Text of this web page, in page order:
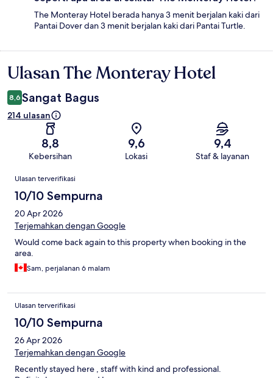
The Monteray Hotel berada hanya 3 menit berjalan kaki dari
Pantai Dover dan 3 menit berjalan kaki dari Pantai Turtle.
Ulasan
Ulasan The Monteray Hotel
8,6 Sangat Bagus
214 ulasan
8,8
Kebersihan
9,6
Lokasi
9,4
Staf & layanan
Ulasan
Ulasan terverifikasi
10/10 Sempurna
20 Apr 2026
Terjemahkan dengan Google
Would come back again to this property when booking in the
area.
Sam, perjalanan 6 malam
Ulasan terverifikasi
10/10 Sempurna
26 Apr 2026
Terjemahkan dengan Google
Recently stayed here , staff with kind and professional.